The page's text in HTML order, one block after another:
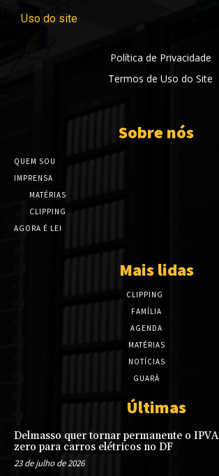
Uso do site
Política de Privacidade
Termos de Uso do Site
Sobre nós
QUEM SOU
IMPRENSA
MATÉRIAS
CLIPPING
AGORA É LEI
Mais lidas
CLIPPING
FAMÍLIA
AGENDA
MATÉRIAS
NOTÍCIAS
GUARÁ
Últimas
Delmasso quer tornar permanente o IPVA
zero para carros elétricos no DF
23 de julho de 2026